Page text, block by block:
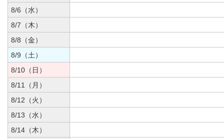
8/6（水）
8/7（木）
8/8（金）
8/9（土）
8/10（日）
8/11（月）
8/12（火）
8/13（水）
8/14（木）